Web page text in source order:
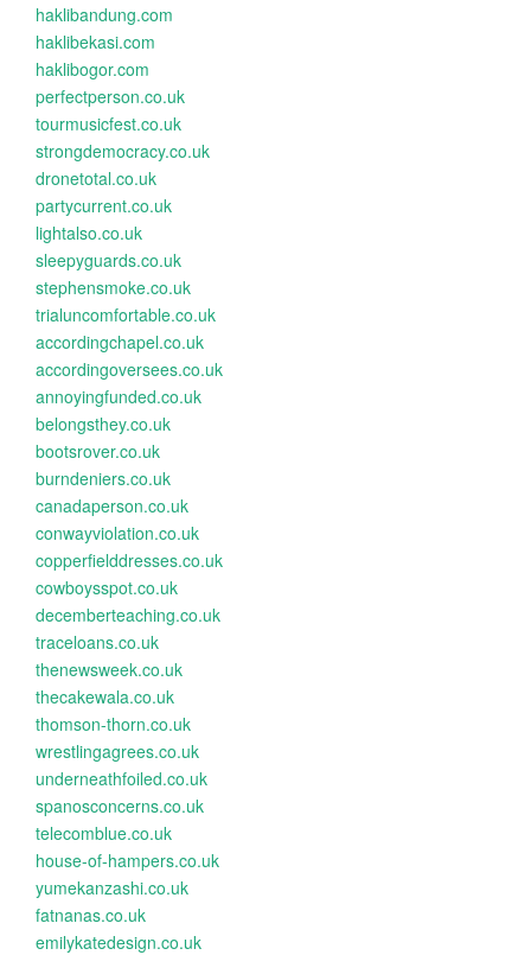
haklibandung.com
haklibekasi.com
haklibogor.com
perfectperson.co.uk
tourmusicfest.co.uk
strongdemocracy.co.uk
dronetotal.co.uk
partycurrent.co.uk
lightalso.co.uk
sleepyguards.co.uk
stephensmoke.co.uk
trialuncomfortable.co.uk
accordingchapel.co.uk
accordingoversees.co.uk
annoyingfunded.co.uk
belongsthey.co.uk
bootsrover.co.uk
burndeniers.co.uk
canadaperson.co.uk
conwayviolation.co.uk
copperfielddresses.co.uk
cowboysspot.co.uk
decemberteaching.co.uk
traceloans.co.uk
thenewsweek.co.uk
thecakewala.co.uk
thomson-thorn.co.uk
wrestlingagrees.co.uk
underneathfoiled.co.uk
spanosconcerns.co.uk
telecomblue.co.uk
house-of-hampers.co.uk
yumekanzashi.co.uk
fatnanas.co.uk
emilykatedesign.co.uk